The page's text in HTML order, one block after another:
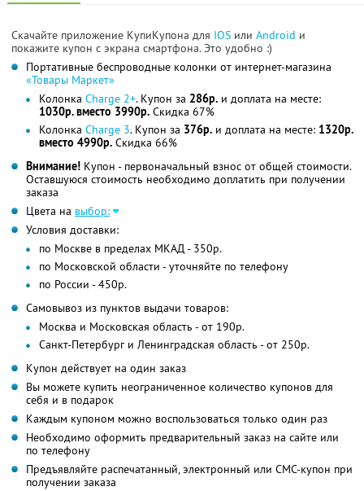
Скачайте приложение КупиКупона для IOS или Android и
покажите купон с экрана смартфона. Это удобно :)
Портативные беспроводные колонки от интернет-магазина
«Товары Маркет»
Колонка Charge 2+. Купон за 286р. и доплата на месте:
1030р. вместо 3990р. Скидка 67%
Колонка Charge 3. Купон за 376р. и доплата на месте: 1320р.
вместо 4990р. Скидка 66%
Внимание! Купон - первоначальный взнос от общей стоимости.
Оставшуюся стоимость необходимо доплатить при получении
заказа
Цвета на выбор:
Условия доставки:
по Москве в пределах МКАД - 350р.
по Московской области - уточняйте по телефону
по России - 450р.
Самовывоз из пунктов выдачи товаров:
Москва и Московская область - от 190р.
Санкт-Петербург и Ленинградская область - от 250р.
Купон действует на один заказ
Вы можете купить неограниченное количество купонов для
себя и в подарок
Каждым купоном можно воспользоваться только один раз
Необходимо оформить предварительный заказ на сайте или
по телефону
Предъявляйте распечатанный, электронный или СМС-купон при
получении заказа